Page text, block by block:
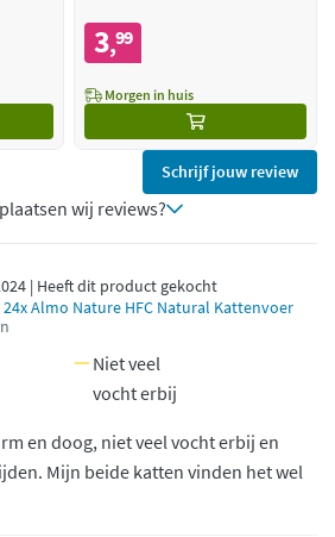
3,99
Morgen in huis
Schrijf jouw review
wij reviews?
| Heeft dit product gekocht
24x Almo Nature HFC Natural Kattenvoer
Niet veel
vocht erbij
en doog, niet veel vocht erbij en
Mijn beide katten vinden het wel